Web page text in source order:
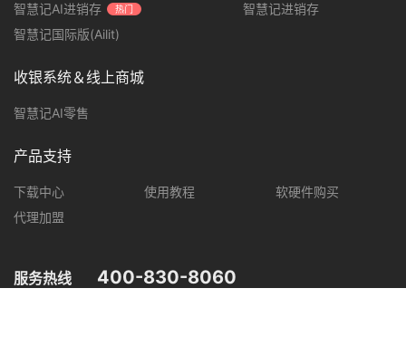
服务热线 400-830-8060
智慧记AI进销存 热门
智慧记进销存
智慧记国际版(Ailit)
收银系统＆线上商城
智慧记AI零售
产品支持
下载中心 使用教程
软硬件购买
代理加盟